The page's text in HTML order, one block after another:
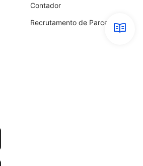
Contador
Recrutamento de Parceiros